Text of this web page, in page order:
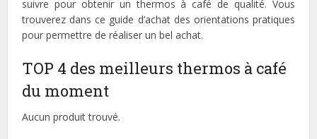
suivre pour obtenir un thermos à café de qualité. Vous
trouverez dans ce guide d’achat des orientations pratiques
pour permettre de réaliser un bel achat.
TOP 4 des meilleurs thermos à café
du moment
Aucun produit trouvé.